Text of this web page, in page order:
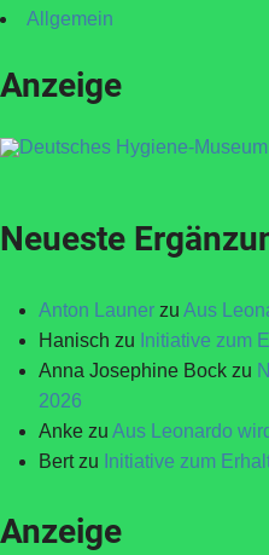
Allgemein
Anzeige
Neueste
Anton Launer zu Aus
Hanisch zu Initiative zum
Anna Josephine Bock zu
2026
Anke zu Aus Leonardo
Bertzu Initiative zum
Anzeige